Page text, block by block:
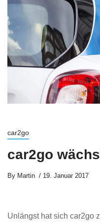
car2go
car2go
By Martin 19. Januar 2017
Unlängst hat sich car2go